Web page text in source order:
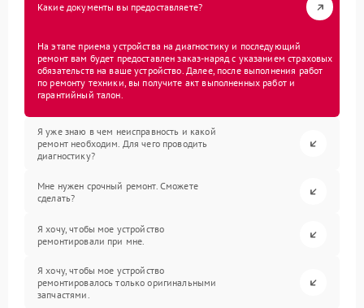
Какие документы вы предоставляете?
На этапе приема устройства на диагностику и последующий
ремонт вам будет предоставлен заказ-наряд с указанием страховых
обязательств на ваше устройство. Далее, после выполнения работ
по ремонту техники, вы получите акт выполненных работ и
гарантийный талон.
Я уже знаю в чем неисправность и какой
ремонт необходим. Для чего проводить
диагностику?
Мне нужен срочный ремонт. Сможете
сделать?
Я хочу, чтобы мое устройство
ремонтировали при мне.
Я хочу, чтобы мое устройство
ремонтировалось только оригинальными
запчастями.